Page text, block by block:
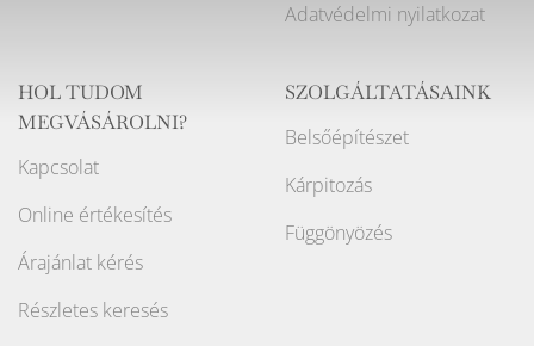
Adatvédelmi nyilatkozat
HOL TUDOM
MEGVÁSÁROLNI?
Kapcsolat
Online értékesítés
Árajánlat kérés
Részletes keresés
SZOLGÁLTATÁSAINK
Belsőépítészet
Kárpitozás
Függönyözés